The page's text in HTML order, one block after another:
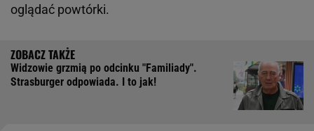
oglądać powtórki.
Widzowie grzmią po odcinku "Familiady".
Strasburger odpowiada. I to jak!